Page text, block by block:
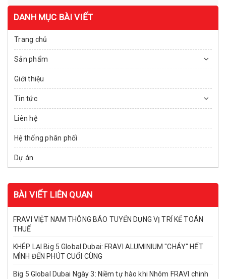
DANH MỤC BÀI VIẾT
Trang chủ
Sản phẩm
Giới thiệu
Tin tức
Liên hệ
Hệ thống phân phối
Dự án
BÀI VIẾT LIÊN QUAN
FRAVI VIỆT NAM THÔNG BÁO TUYỂN DỤNG VỊ TRÍ KẾ TOÁN
THUẾ
KHÉP LẠI Big 5 Global Dubai: FRAVI ALUMINIUM "CHÁY" HẾT
MÌNH ĐẾN PHÚT CUỐI CÙNG
Big 5 Global Dubai Ngày 3: Niềm tự hào khi Nhôm FRAVI chinh